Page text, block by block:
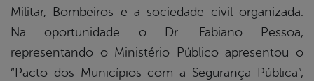
Militar, Bombeiros e a sociedade civil organizada.
Na oportunidade o Dr. Fabiano Pessoa,
representando o Ministério Público apresentou o
“Pacto dos Municípios com a Segurança Pública”,